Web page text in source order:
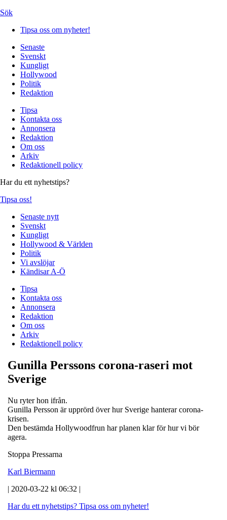
Sök
Tipsa oss om nyheter!
Senaste
Svenskt
Kungligt
Hollywood
Politik
Redaktion
Tipsa
Kontakta oss
Annonsera
Redaktion
Om oss
Arkiv
Redaktionell policy
Har du ett nyhetstips?
Tipsa oss!
Senaste nytt
Svenskt
Kungligt
Hollywood & Världen
Politik
Vi avslöjar
Kändisar A-Ö
Tipsa
Kontakta oss
Annonsera
Redaktion
Om oss
Arkiv
Redaktionell policy
Gunilla Perssons corona-raseri mot
Sverige
Nu ryter hon ifrån.
Gunilla Persson är upprörd över hur Sverige hanterar corona-
krisen.
Den bestämda Hollywoodfrun har planen klar för hur vi bör
agera.
Stoppa Pressarna
Karl Biermann
| 2020-03-22 kl 06:32 |
Har du ett nyhetstips? Tipsa oss om nyheter!